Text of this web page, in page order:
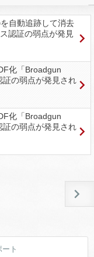
自動追跡して消去
認証の弱点が発見
化「Broadgun
の弱点が発見され
化「Broadgun
の弱点が発見され
ト